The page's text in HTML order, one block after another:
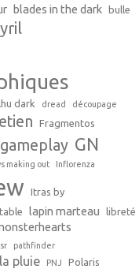
blades in the dark bulle
dark dread découpage
Fragmentos
gameplay GN
making out Inflorenza
Itras by
lapin marteau
libreté
pathfinder
pluie PNJ Polaris